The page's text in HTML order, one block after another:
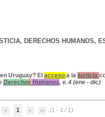
DERECHOS HUMANOS,
Uruguay? El acceso a la justicia
Derechos Humanos, v. 4 (ene - dic)
1 (1 - 1 / 1)